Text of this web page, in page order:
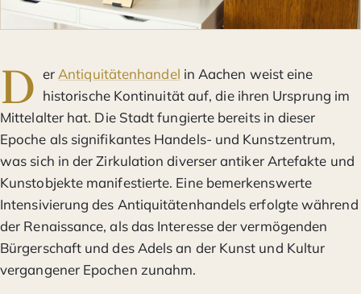
D erAntiquitätenhandel in Aachen weist eine
historische Kontinuität auf, die ihren Ursprung im
Mittelalter hat. Die Stadt fungierte bereits in dieser
Epoche als signifikantes Handels- und Kunstzentrum,
was sich in der Zirkulation diverser antiker Artefakte und
Kunstobjekte manifestierte. Eine bemerkenswerte
Intensivierung des Antiquitätenhandels erfolgte während
der Renaissance, als das Interesse der vermögenden
Bürgerschaft und des Adels an der Kunst und Kultur
vergangener Epochen zunahm.